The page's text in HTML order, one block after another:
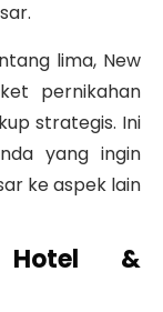
lima, New
pernikahan
strategis. Ini
yang ingin
ke aspek lain
Hotel &